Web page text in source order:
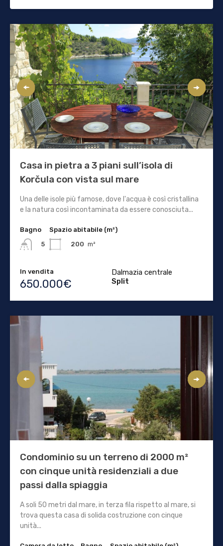
Casa in pietra a 3 piani sull’isola di
Korčula con vista sul mare
Una delle isole più famose, dove l'acqua è così cristallina
e la natura così incontaminata da essere conosciuta...
Bagno
5
Spazio abitabile (m²)
200 m²
In vendita
650.000€
Dalmazia centrale
Split
Condominio su un terreno di 2000 m²
con cinque unità residenziali a due
passi dalla spiaggia
A soli 50 metri dal mare, in terza fila rispetto al mare, si
trova questa casa di solida costruzione con cinque
unità...